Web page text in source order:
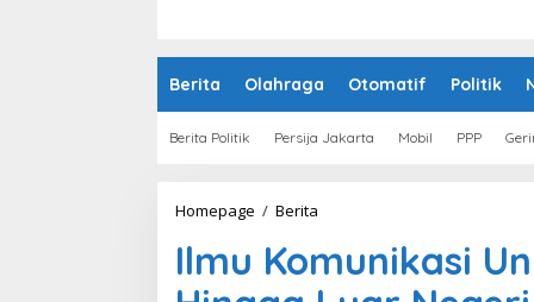
Berita Olahraga Otomatif Politik
Berita Politik Persija Jakarta Mobil PPP
Homepage / Berita
Unissula
Perluas
Kerjasama
Ilmu Komunikasi